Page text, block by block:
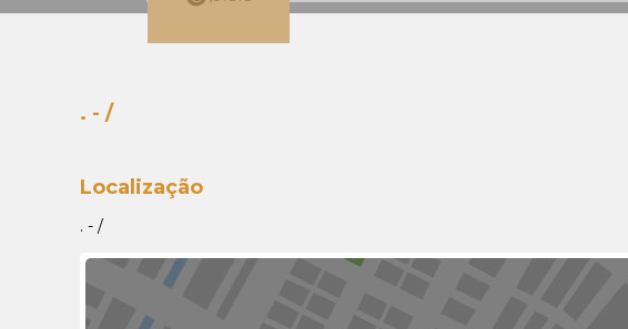
. - /
Localização
. - /